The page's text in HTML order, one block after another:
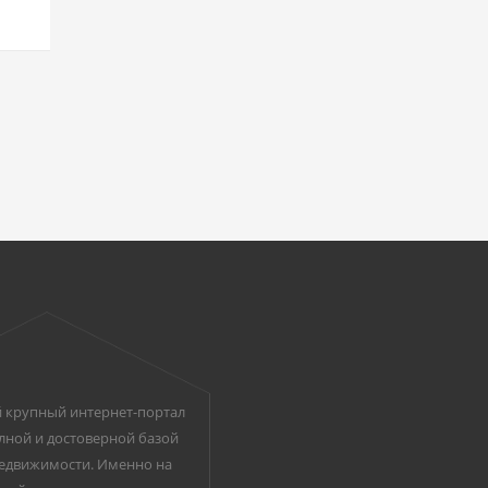
интернет-портал
и достоверной базой
Именно на